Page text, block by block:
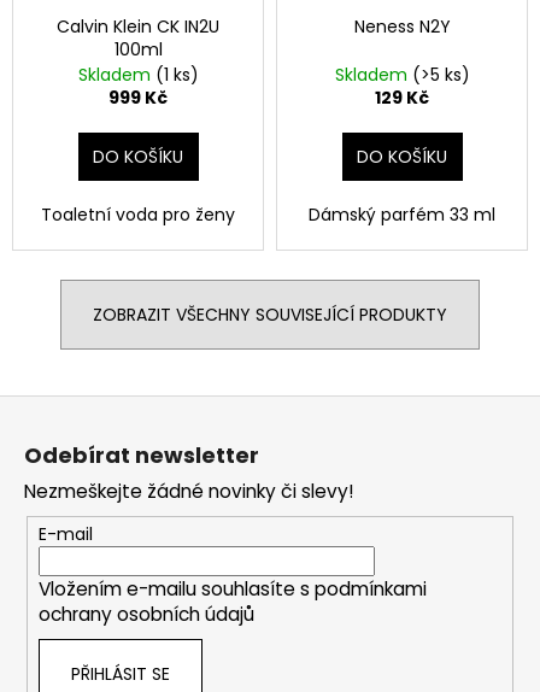
Calvin Klein CK IN2U
100ml
Skladem (1 ks)
999 Kč
DO KOŠÍKU
Toaletní voda pro ženy
Neness N2Y
Skladem (>5 ks)
129 Kč
DO KOŠÍKU
Dámský parfém 33 ml
ZOBRAZIT VŠECHNY SOUVISEJÍCÍ PRODUKTY
Z
Odebírat newsletter
Nezmeškejte žádné novinky či slevy!
E-mail
Vložením e-mailu souhlasíte s podmínkami
ochrany osobních údajů
PŘIHLÁSIT SE